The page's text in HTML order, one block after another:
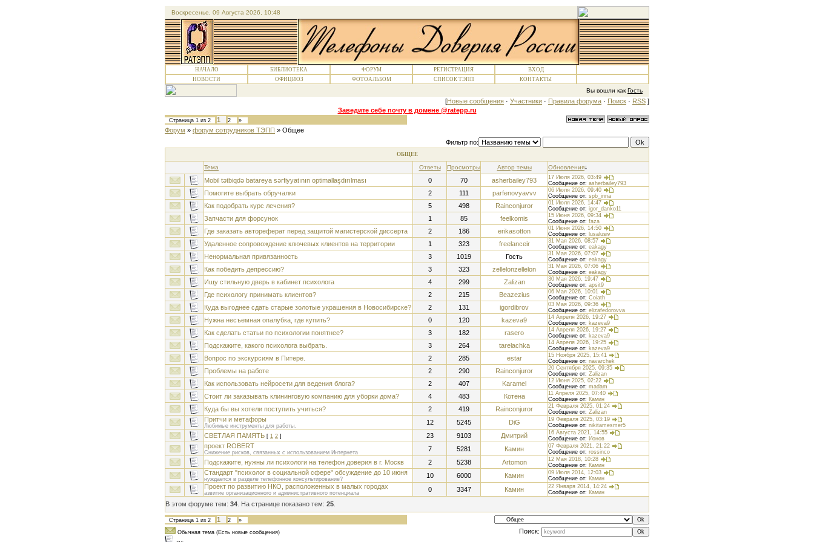
Воскресенье, 09 Августа 2026, 10:48
НАЧАЛО БИБЛИОТЕКА ФОРУМ РЕГИСТРАЦИЯ
ВХОД
НОВОСТИ
ОФИЦИОЗ ФОТОАЛЬБОМ СПИСОК ТЭПП КОНТАКТЫ
Вы вошли как Гость
[Новые сообщения · Участники · Правила форума · Поиск · RSS ]
Заведите себе почту в домене @ratepp.ru
Страница 1 из 2 1 2 »
Форум » форум сотрудников ТЭПП » Общее
Фильтр по:
ОБЩЕЕ
Тема Ответы Просмотры Автор темы Обновления↓
Mobil tətbiqdə batareya sərfiyyatının optimallaşdırılması 0 70 asherbailey793
17 Июля 2026, 03:49
Сообщение от: asherbailey793
Помогите выбрать обручалки 2 111 parfenovyavvv
06 Июля 2026, 09:40
Сообщение от: spb_inna
Как подобрать курс лечения? 5 498 Rainconjuror
01 Июля 2026, 14:47
Сообщение от: igor_danko11
Запчасти для форсунок 1 85 feelkomis
15 Июня 2026, 09:34
Сообщение от: faza
Где заказать автореферат перед защитой магистерской диссерта 2 186 erikasotton
01 Июня 2026, 14:50
Сообщение от: lusalusiv
Удаленное сопровождение ключевых клиентов на территории 1 323 freelanceir
31 Мая 2026, 08:57
Сообщение от: eakagy
Ненормальная привязанность 3 1019 Гость
31 Мая 2026, 07:07
Сообщение от: eakagy
Как победить депрессию? 3 323 zellelonzellelon
31 Мая 2026, 07:06
Сообщение от: eakagy
Ищу стильную дверь в кабинет психолога 4 299 Zalizan
30 Мая 2026, 19:47
Сообщение от: apsit9
Где психологу принимать клиентов? 2 215 Beazezius
06 Мая 2026, 10:01
Сообщение от: Coiath
Куда выгоднее сдать старые золотые украшения в Новосибирске? 2 131 igordibrov
03 Мая 2026, 09:36
Сообщение от: elizafedorovva
Нужна несъемная опалубка, где купить? 0 120 kazeva9
14 Апреля 2026, 19:27
Сообщение от: kazeva9
Как сделать статьи по психологии понятнее? 3 182 rasero
14 Апреля 2026, 19:27
Сообщение от: kazeva9
Подскажите, какого психолога выбрать. 3 264 tarelachka
14 Апреля 2026, 19:25
Сообщение от: kazeva9
Вопрос по экскурсиям в Питере. 2 285 estar
15 Ноября 2025, 15:41
Сообщение от: navarchek
Проблемы на работе 2 290 Rainconjuror
20 Сентября 2025, 09:35
Сообщение от: Zalizan
Как использовать нейросети для ведения блога? 2 407 Karamel
12 Июня 2025, 02:22
Сообщение от: madam
Стоит ли заказывать клининговую компанию для уборки дома? 4 483 Котена
11 Апреля 2025, 07:40
Сообщение от: Камин
Куда бы вы хотели поступить учиться? 2 419 Rainconjuror
21 Февраля 2025, 01:24
Сообщение от: Zalizan
Притчи и метафоры
Любимые инструменты для работы. 12 5245 DiG
19 Февраля 2025, 03:19
Сообщение от: nikitamesmer5
СВЕТЛАЯ ПАМЯТЬ [ 1 2 ] 23 9103 Дмитрий
16 Августа 2021, 14:55
Сообщение от: Ионов
проект ROBERT
Снижение рисков, связанных с использованием Интернета 7 5281 Камин
07 Февраля 2021, 21:22
Сообщение от: rossinco
Подскажите, нужны ли психологи на телефон доверия в г. Москв 2 5238 Artomon
12 Мая 2018, 10:28
Сообщение от: Камин
Cтандарт "психолог в социальной сфере" обсуждение до 10 июня
нуждается в разделе телефонное консультирование? 10 6000 Камин
09 Июля 2014, 12:03
Сообщение от: Камин
Проект по развитию НКО, расположенных в малых городах
азвитие организационного и административного потенциала 0 3347 Камин
22 Января 2014, 14:24
Сообщение от: Камин
В этом форуме тем: 34 . На странице показано тем: 25
Страница 1 из 2 1 2
»
Обычная тема (Есть новые сообщения)
Поиск: